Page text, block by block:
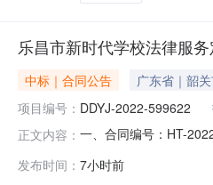
乐昌市新时代学校法律服
中标｜合同公告 广东省｜韶
项目编号： DDYJ-2022-599622
正文内容： 一、合同编号：HT-
韶关市武江区工业西路
发布时间： 7小时前